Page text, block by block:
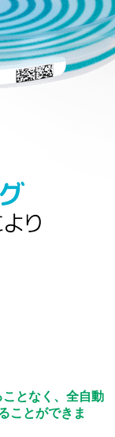
となく、全自動
ことができま